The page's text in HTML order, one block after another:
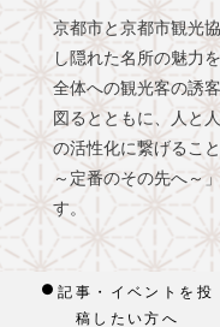
京都市と京都市観光
し隠れた名所の魅力
全体への観光客の誘
図るとともに、人と
の活性化に繋げるこ
～定番のその先へ～
す。
記事・イベントを投
稿したい方へ